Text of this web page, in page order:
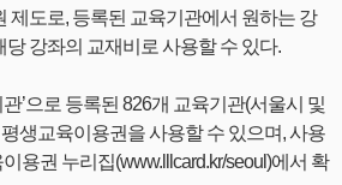
제도로, 등록된 교육기관에서 원하는 강
강좌의 교재비로 사용할 수 있다.
’으로 등록된 826개 교육기관(서울시 및
생교육이용권을 사용할 수 있으며, 사용
용권 누리집(www.lllcard.kr/seoul)에서 확